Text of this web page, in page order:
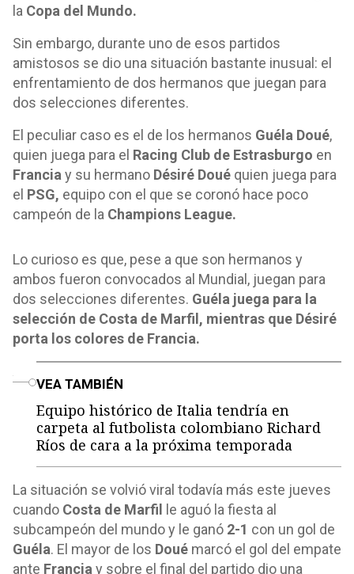
la Copa del Mundo.
Sin embargo, durante uno de esos partidos
amistosos se dio una situación bastante inusual: el
enfrentamiento de dos hermanos que juegan para
dos selecciones diferentes.
El peculiar caso es el de los hermanos Guéla Doué,
quien juega para el Racing Club de Estrasburgo en
Francia y su hermano Désiré Doué quien juega para
el PSG, equipo con el que se coronó hace poco
campeón de la Champions League.
Lo curioso es que, pese a que son hermanos y
ambos fueron convocados al Mundial, juegan para
dos selecciones diferentes. Guéla juega para la
selección de Costa de Marfil, mientras que Désiré
porta los colores de Francia.
VEA TAMBIÉN
Equipo histórico de Italia tendría en
carpeta al futbolista colombiano Richard
Ríos de cara a la próxima temporada
La situación se volvió viral todavía más este jueves
cuando Costa de Marfil
le aguó la fiesta al
subcampeón del mundo y le ganó 2-1 con un gol de
Guéla. El mayor de los Doué marcó el gol del empate
ante Francia y sobre el final del partido dio una